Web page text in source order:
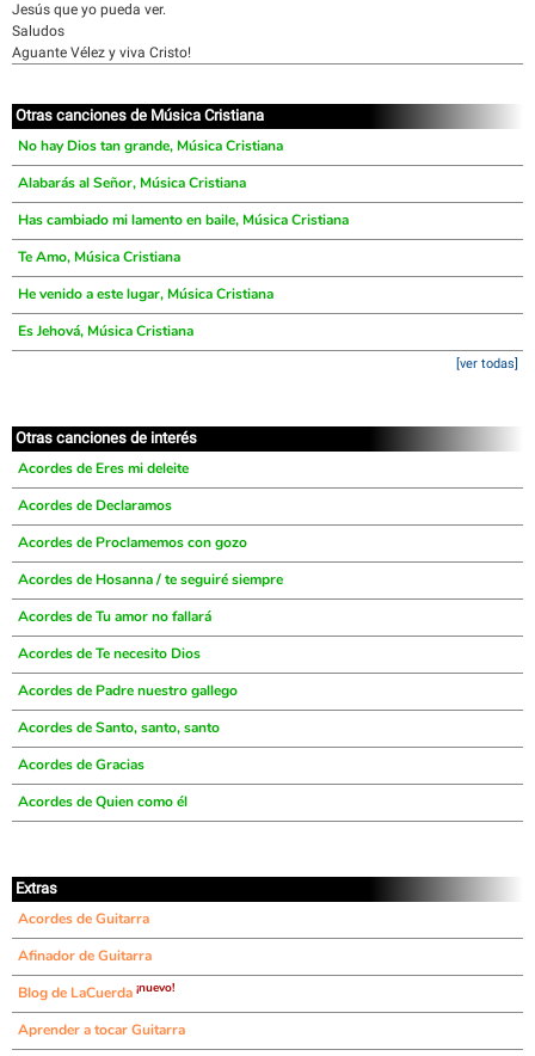
Jesús que yo pueda ver.
Saludos
Aguante Vélez y viva Cristo!
Otras canciones de Música Cristiana
No hay Dios tan grande, Música Cristiana
Alabarás al Señor, Música Cristiana
Has cambiado mi lamento en baile, Música Cristiana
Te Amo, Música Cristiana
He venido a este lugar, Música Cristiana
Es Jehová, Música Cristiana
[ver todas]
Otras canciones de interés
Acordes de Eres mi deleite
Acordes de Declaramos
Acordes de Proclamemos con gozo
Acordes de Hosanna / te seguiré siempre
Acordes de Tu amor no fallará
Acordes de Te necesito Dios
Acordes de Padre nuestro gallego
Acordes de Santo, santo, santo
Acordes de Gracias
Acordes de Quien como él
Extras
Acordes de Guitarra
Afinador de Guitarra
Blog de LaCuerda ¡nuevo!
Aprender a tocar Guitarra